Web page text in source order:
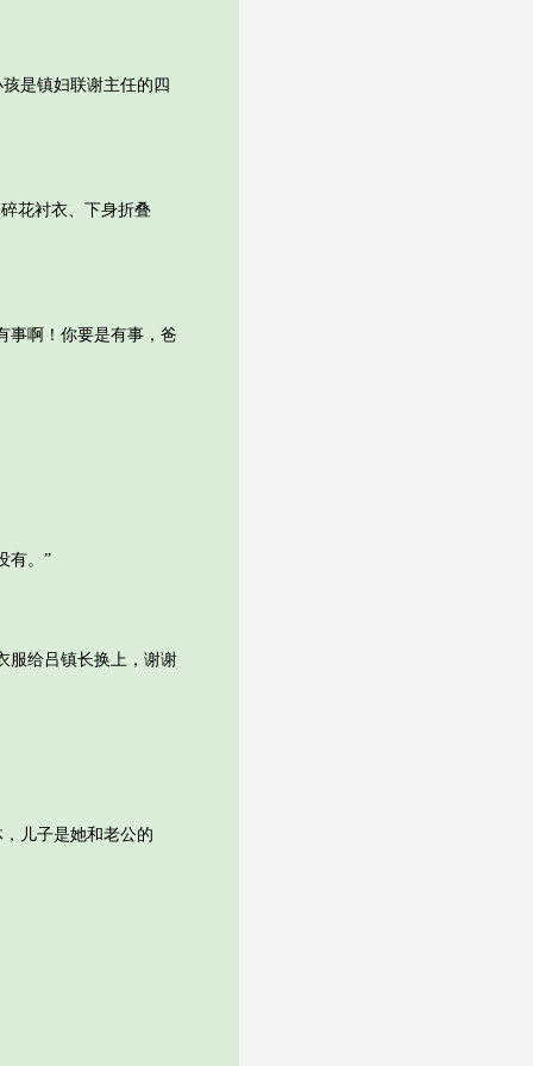
是镇妇联谢主任的四
花衬衣、下身折叠
啊！你要是有事，爸
有。”
给吕镇长换上，谢谢
儿子是她和老公的